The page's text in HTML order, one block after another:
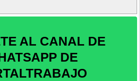
AL CANAL DE
DE